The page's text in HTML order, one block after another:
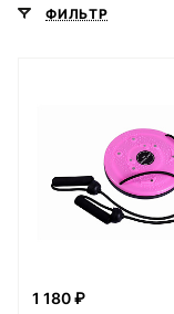
ФИЛЬТР
1 180 ₽